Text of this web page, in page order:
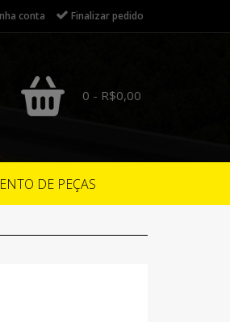
conta Finalizar pedido
0 - R$0,00
DE PEÇAS